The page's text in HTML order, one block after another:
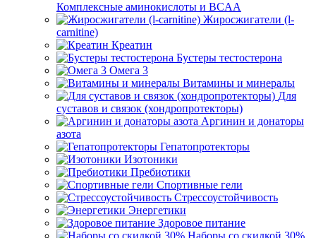
Комплексные аминокислоты и BCAA
Жиросжигатели (l-
carnitine)
Креатин
Бустеры тестостерона
Омега 3
Витамины и минералы
Для
суставов и связок (хондропротекторы)
Аргинин и донаторы
азота
Гепатопротекторы
Изотоники
Пребиотики
Спортивные гели
Стрессоустойчивость
Энергетики
Здоровое питание
Наборы со скидкой 30%